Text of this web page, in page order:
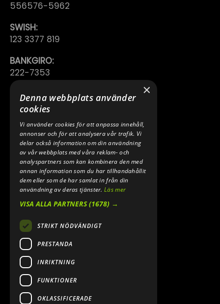
556576-5962
SWISH:
123 3377 819
BANKGIRO:
222-7353
TELEFON:
0640 200 50
E-POST:
INFO@SPEEDSHOPEN.SE
ÅNGRA MITT KÖP
2026. ALL RIGHTS RESERVED.
POWERED BY EMPORI CMS
×
Denna webbplats använder
cookies
Vi använder cookies för att anpassa innehåll,
annonser och för att analysera vår trafik. Vi
delar också information om din användning
av vår webbplats med våra reklam- och
analyspartners som kan kombinera den med
annan information som du har tillhandahållit
dem eller som de har samlat in från din
användning av deras tjänster.Läs mer
VISA ALLA PARTNERS(1678) →
STRIKT NÖDVÄNDIGT
PRESTANDA
INRIKTNING
FUNKTIONER
OKLASSIFICERADE